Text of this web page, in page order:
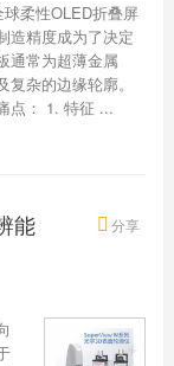
柔性OLED折叠屏
精度成为了决定
通常为超薄金属
杂的边缘轮廓。
点： 1. 特征 ...
分享
能